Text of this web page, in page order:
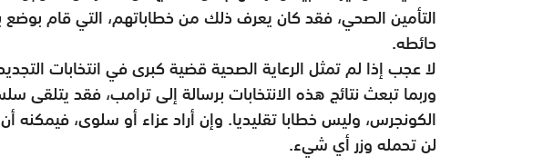
التأمين الصحي، فقد كان يعرف ذلك من خطاباتهم، التي قام
حائطه.
لا عجب إذا لم تمثل الرعاية الصحية قضية كبرى في انتخابات
وربما تبعث نتائج هذه الانتخابات برسالة إلى ترامب، فقد يتلقى
الكونجرس، وليس خطابا تقليديا. وإن أراد عزاء أو سلوى،
لن تحمله وزر أي شيء.